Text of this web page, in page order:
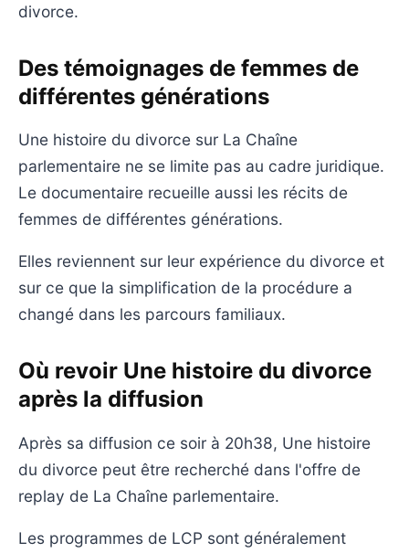
divorce.
Des témoignages de femmes de
différentes générations
Une histoire du divorce sur La Chaîne
parlementaire ne se limite pas au cadre juridique.
Le documentaire recueille aussi les récits de
femmes de différentes générations.
Elles reviennent sur leur expérience du divorce et
sur ce que la simplification de la procédure a
changé dans les parcours familiaux.
Où revoir Une histoire du divorce
après la diffusion
Après sa diffusion ce soir à 20h38, Une histoire
du divorce peut être recherché dans l'offre de
replay de La Chaîne parlementaire.
Les programmes de LCP sont généralement